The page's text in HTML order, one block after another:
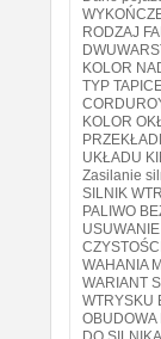
RODZAJ
KOLOR
TYP
KOLOR
UKŁADU
Zasilanie
SILNIK
PALIWO
WAHANIA
WARIANT
WTRYSKU
OBUDOWA